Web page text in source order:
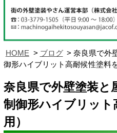
HOME ブログ
奈良県で外
御形ハイブリット高耐候性塗料
奈良県で外壁塗装と
制御形ハイブリット
用）